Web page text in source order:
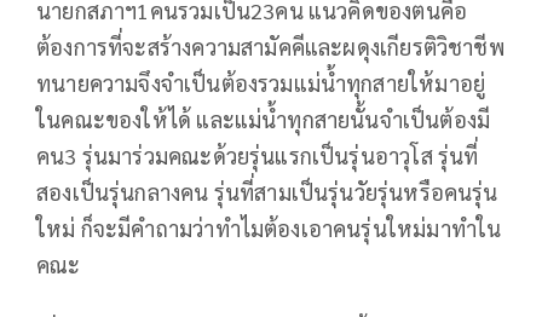
นายกสภาฯ1คนรวมเป็น23คน แนวคิดของตนคือ
ต้องการที่จะสร้างความสามัคคีและผดุงเกียรติวิชาชีพ
ทนายความจึงจำเป็นต้องรวมแม่น้ำทุกสายให้มาอยู่
ในคณะของให้ได้ และแม่น้ำทุกสายนั้นจำเป็นต้องมี
คน3 รุ่นมาร่วมคณะด้วยรุ่นแรกเป็นรุ่นอาวุโส รุ่นที่
สองเป็นรุ่นกลางคน รุ่นที่สามเป็นรุ่นวัยรุ่นหรือคนรุ่น
ใหม่ ก็จะมีคำถามว่าทำไมต้องเอาคนรุ่นใหม่มาทำใน
คณะ